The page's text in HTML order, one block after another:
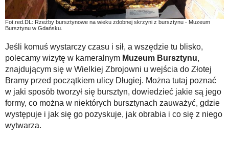
Fot.red.DL: Rzeźby bursztynowe na wieku zdobnej skrzyni z bursztynu - Muzeum
Bursztynu w Gdańsku.
Jeśli komuś wystarczy czasu i sił, a wszędzie tu blisko,
polecamy wizytę w kameralnym Muzeum Bursztynu,
znajdującym się w Wielkiej Zbrojowni u wejścia do Złotej
Bramy przed początkiem ulicy Długiej. Można tutaj poznać
w jaki sposób tworzył się bursztyn, dowiedzieć jakie są jego
formy, co można w niektórych bursztynach zauważyć, gdzie
występuje i jak się go pozyskuje, jak obrabia i co się z niego
wytwarza.